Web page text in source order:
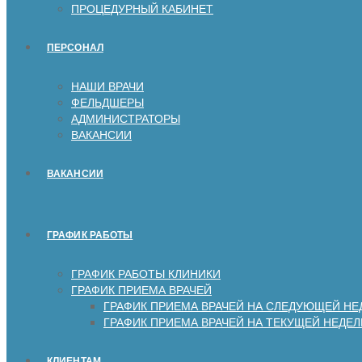
ПРОЦЕДУРНЫЙ КАБИНЕТ
ПЕРСОНАЛ
НАШИ ВРАЧИ
ФЕЛЬДШЕРЫ
АДМИНИСТРАТОРЫ
ВАКАНСИИ
ВАКАНСИИ
ГРАФИК РАБОТЫ
ГРАФИК РАБОТЫ КЛИНИКИ
ГРАФИК ПРИЕМА ВРАЧЕЙ
ГРАФИК ПРИЕМА ВРАЧЕЙ НА СЛЕДУЮЩЕЙ
ГРАФИК ПРИЕМА ВРАЧЕЙ НА ТЕКУЩЕЙ